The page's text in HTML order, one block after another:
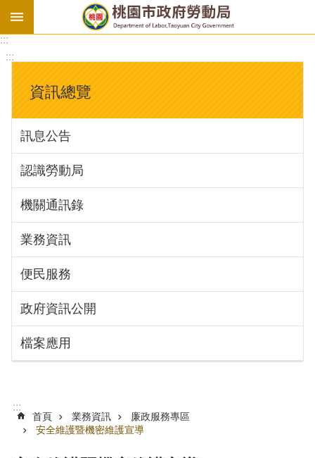
基
法
勞
資
會
庇
護
工
場
進
訊
息
公
識
:::
:::
資訊總覽
訊息公告
認識勞動局
機關通訊錄
業務資訊
便民服務
政府資訊公開
檔案應用
:::
首頁 業務資訊
廉政服務專區
安全維護暨機密維護宣導